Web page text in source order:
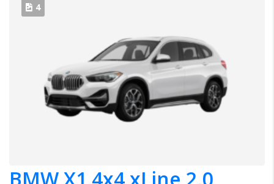
4
BMW X1 4x4 xLine 2,0